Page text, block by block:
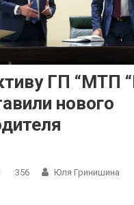
ГП “МТП
нового
356 Юля Гринишина